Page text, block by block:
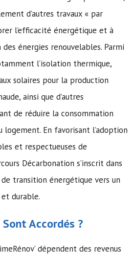
d’autres travaux « par
l’efficacité énergétique et à
énergies renouvelables. Parmi
l’isolation thermique,
solaires pour la production
ainsi que d’autres
de réduire la consommation
En favorisant l’adoption
et respectueuses de
Décarbonation s’inscrit dans
transition énergétique vers un
durable.
Accordés ?
dépendent des revenus